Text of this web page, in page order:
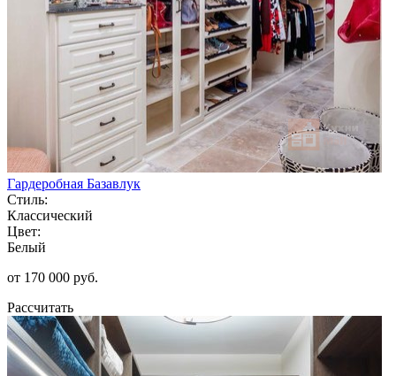
Гардеробная Базавлук
Стиль:
Классический
Цвет:
Белый
от 170 000 руб.
Рассчитать